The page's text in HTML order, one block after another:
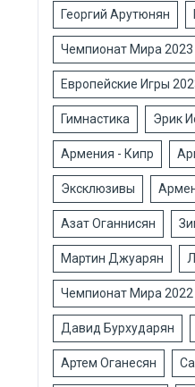
Георгий Арутюнян
Чемпионат Мира 2023
Европейские Игры
Гимнастика Эрик
Армения - Кипр
Эксклюзивы
Азат Оганнисян
Мартин Джуарян
Чемпионат Мира 2022
Давид Бурхударян
Артем Оганесян